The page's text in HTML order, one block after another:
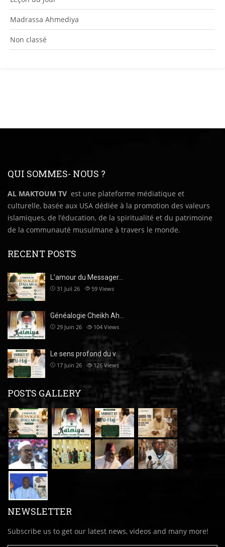
Madrassa Ahmediya
Non classé
QUI SOMMES- NOUS ?
AL MAKTOUM TV est une plateforme médiatique et
culturelle, basée aux USA dédiée à la promotion des valeurs
islamiques, de l’éducation, de la spiritualité et du patrimoine
de la communauté musulmane à travers le monde.
RECENT POSTS
L’amour du Messager…
31 Juil 26 59 Views
Généalogie Cheikh Ah…
29 Juin 26 104 Views
Le sens profond du v…
17 Juin 26 126 Views
POSTS GALLERY
NEWSLETTER
Subscribe us to get our latest news, videos and many more!